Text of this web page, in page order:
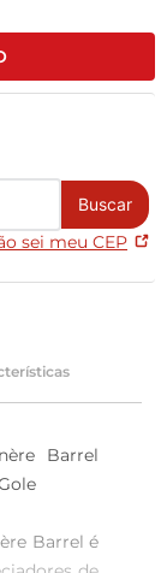
Buscar
sei meu CEP
Barrel
Barrel é